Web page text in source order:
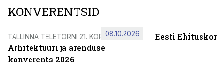
KONVERENTSID
TALLINNA TELETORNI 21. KORRUSEL
Arhitektuuri ja arenduse
konverents 2026
08.10.2026 Eesti